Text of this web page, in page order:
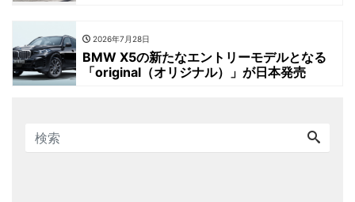
2026年7月28日
BMW X5の新たなエントリーモデルとなる
「original（オリジナル）」が日本発売